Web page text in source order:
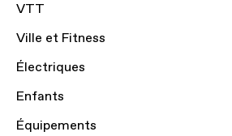
VTT
Ville et Fitness
Électriques
Enfants
Équipements